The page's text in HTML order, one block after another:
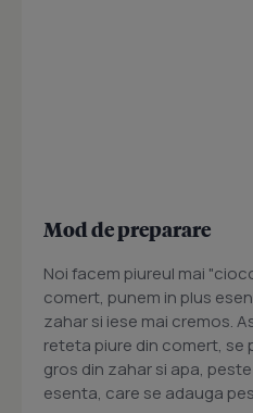
Mod de preparare
Noi facem piureul mai
comert, punem in plus
zahar si iese mai cremos.
reteta piure din comert, se
gros din zahar si apa,
esenta, care se adauga